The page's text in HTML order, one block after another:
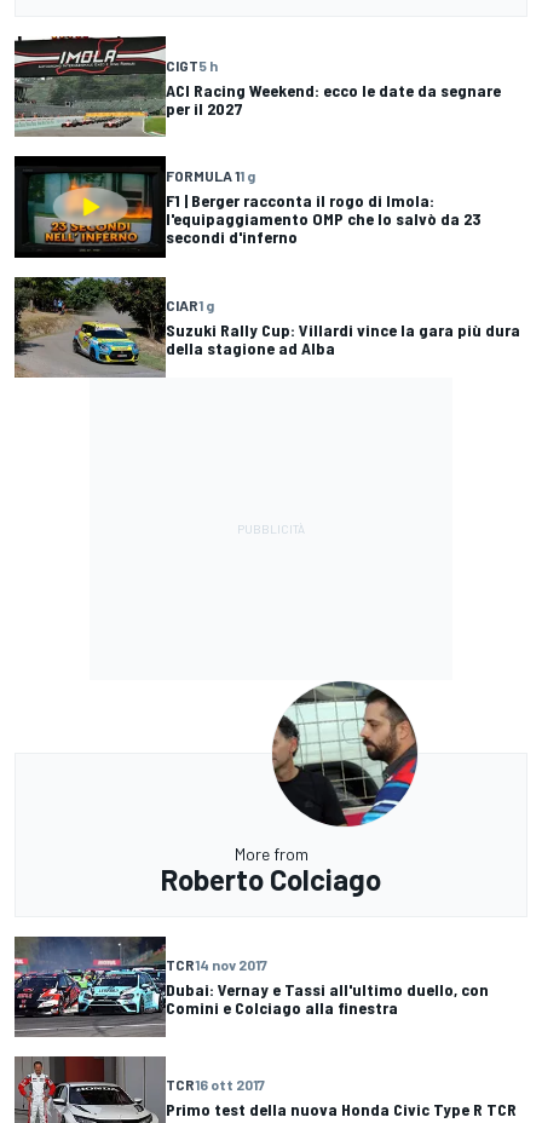
CIGT5 h
ACI Racing Weekend: ecco le date da segnare
per il 2027
FORMULA 11 g
F1 | Berger racconta il rogo di Imola:
l'equipaggiamento OMP che lo salvò da 23
secondi d'inferno
CIAR1 g
Suzuki Rally Cup: Villardi vince la gara più dura
della stagione ad Alba
More from
Roberto Colciago
TCR14 nov 2017
Dubai: Vernay e Tassi all'ultimo duello, con
Comini e Colciago alla finestra
TCR16 ott 2017
Primo test della nuova Honda Civic Type R TCR